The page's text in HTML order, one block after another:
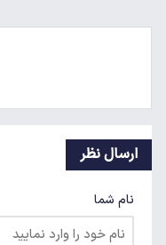
ارسال نظر
نام شما